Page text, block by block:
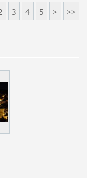
3 4 5 > >>